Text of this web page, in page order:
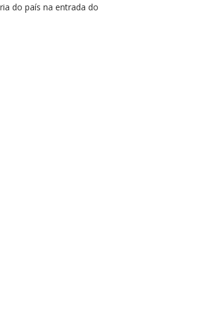
do país na entrada do